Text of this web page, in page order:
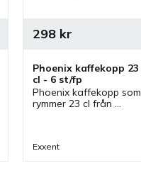
Phoenix kaffekopp 23
cl - 6 st/fp
Phoenix kaffekopp som
rymmer 23 cl från
har tillhörande kaffefat.
298kr
Exxent